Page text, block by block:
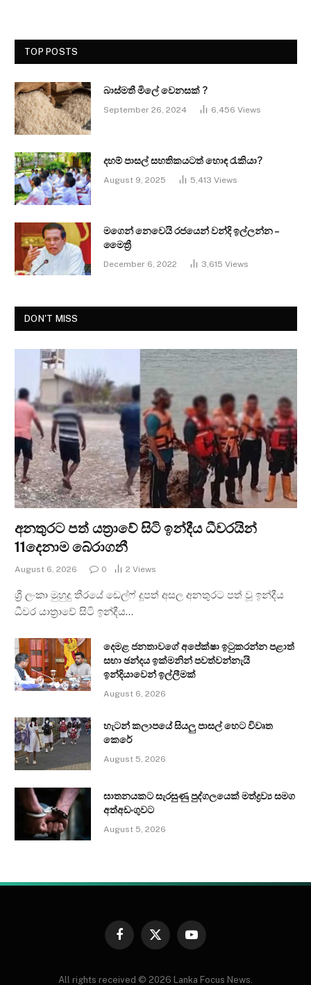
TOP POSTS
බාස්මතී මිලේ වෙනසක් ?
September 26, 2024 6,456 Views
දහම් පාසල් සහතිකයටත් හොඳ රැකියා?
August 9, 2025 5,413 Views
මගෙන් නෙවෙයි රජයෙන් වන්දි ඉල්ලන්න –
මෛත්‍රී
December 6, 2022 3,615 Views
DON'T MISS
අනතුරට පත් යත්‍රාවේ සිටි ඉන්දීය ධීවරයින්
11දෙනාම බේරාගනී
August 6, 2026 0 2 Views
ශ්‍රී ලංකා මුහුදු තීරයේ ඩෙල්ෆ් දූපත් අසල අනතුරට පත් වූ ඉන්දීය
ධීවර යාත්‍රාවේ සිටි ඉන්දීය…
දෙමළ ජනතාවගේ අපේක්ෂා ඉටුකරන්න පළාත්
සභා ඡන්දය ඉක්මනින් පවත්වන්නැයි
ඉන්දියාවෙන් ඉල්ලීමක්
August 6, 2026
හැටන් කලාපයේ සියලු පාසල් හෙට විවෘත
කෙරේ
August 5, 2026
ඝාතනයකට සැරසුණු පුද්ගලයෙක් මත්ද්‍රව්‍ය සමග
අත්අඩංගුවට
August 5, 2026
Facebook
X
YouTube
All rights received © 2026 Lanka Focus News.